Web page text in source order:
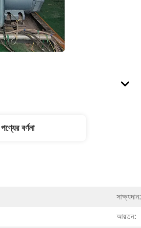
পণ্যের বর্ণনা
সাক্ষ্যদান:
আয়তন: